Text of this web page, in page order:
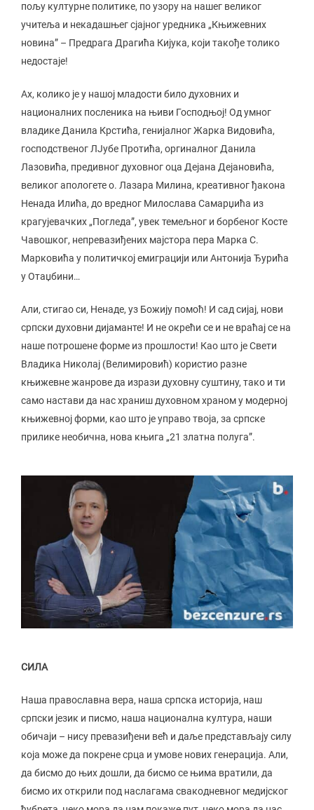
пољу културне политике, по узору на нашег великог
учитеља и некадашњег сјајног уредника „Књижевних
новина” – Предрага Драгића Кијука, који такође толико
недостаје!
Ах, колико је у нашој младости било духовних и
националних посленика на њиви Господњој! Од умног
владике Данила Крстића, генијалног Жарка Видовића,
господственог ЛЈубе Протића, оргиналног Данила
Лазовића, предивног духовног оца Дејана Дејановића,
великог апологете о. Лазара Милина, креативног ђакона
Ненада Илића, до вредног Милослава Самарџића из
крагујевачких „Погледа”, увек темељног и борбеног Косте
Чавошког, непревазиђених мајстора пера Марка С.
Марковића у политичкој емиграцији или Антонија Ђурића
у Отаџбини…
Али, стигао си, Ненаде, уз Божију помоћ! И сад сијај, нови
српски духовни дијаманте! И не окрећи се и не враћај се на
наше потрошене форме из прошлости! Као што је Свети
Владика Николај (Велимировић) користио разне
књижевне жанрове да изрази духовну суштину, тако и ти
само настави да нас храниш духовном храном у модерној
књижевној форми, као што је управо твоја, за српске
прилике необична, нова књига „21 златна полуга”.
СИЛА
Наша православна вера, наша српска историја, наш
српски језик и писмо, наша национална култура, наши
обичаји – нису превазиђени већ и даље представљају силу
која може да покрене срца и умове нових генерација. Али,
да бисмо до њих дошли, да бисмо се њима вратили, да
бисмо их открили под наслагама свакодневног медијског